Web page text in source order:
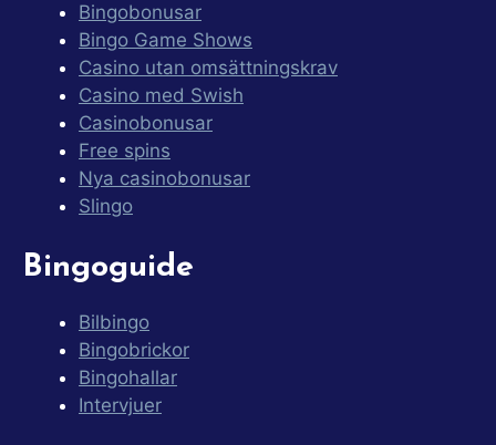
Bingobonusar
Bingo Game Shows
Casino utan omsättningskrav
Casino med Swish
Casinobonusar
Free spins
Nya casinobonusar
Slingo
Bingoguide
Bilbingo
Bingobrickor
Bingohallar
Intervjuer